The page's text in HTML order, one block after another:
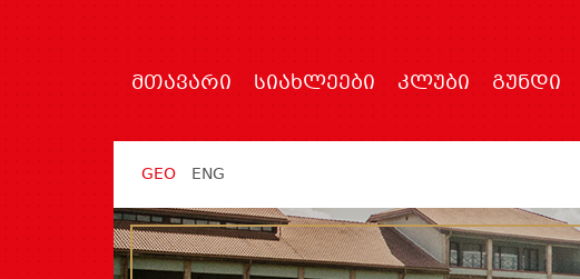
ᲛᲗᲐᲕᲐᲠᲘ ᲡᲘᲐᲮᲚᲔᲔᲑᲘ ᲙᲚᲣᲑᲘ ᲒᲣᲜᲓᲘ
GEO ENG